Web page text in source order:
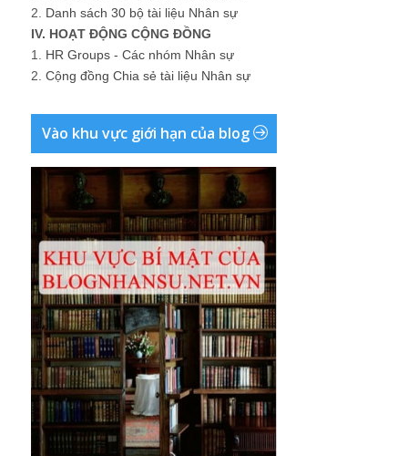
2. Danh sách 30 bộ tài liệu Nhân sự
IV. HOẠT ĐỘNG CỘNG ĐỒNG
1. HR Groups - Các nhóm Nhân sự
2. Cộng đồng Chia sẻ tài liệu Nhân sự
Vào khu vực giới hạn của blog